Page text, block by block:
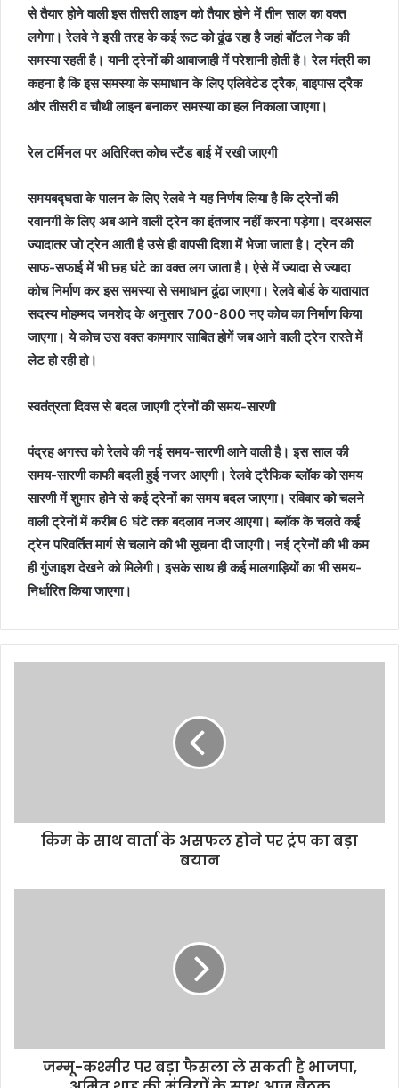
से तैयार होने वाली इस तीसरी लाइन को तैयार होने में तीन साल का वक्त
लगेगा। रेलवे ने इसी तरह के कई रूट को ढूंढ रहा है जहां बॉटल नेक की
समस्या रहती है। यानी ट्रेनों की आवाजाही में परेशानी होती है। रेल मंत्री का
कहना है कि इस समस्या के समाधान के लिए एलिवेटेड ट्रैक, बाइपास ट्रैक
और तीसरी व चौथी लाइन बनाकर समस्या का हल निकाला जाएगा।
रेल टर्मिनल पर अतिरिक्त कोच स्टैंड बाई में रखी जाएगी
समयबद्घता के पालन के लिए रेलवे ने यह निर्णय लिया है कि ट्रेनों की
रवानगी के लिए अब आने वाली ट्रेन का इंतजार नहीं करना पड़ेगा। दरअसल
ज्यादातर जो ट्रेन आती है उसे ही वापसी दिशा में भेजा जाता है। ट्रेन की
साफ-सफाई में भी छह घंटे का वक्त लग जाता है। ऐसे में ज्यादा से ज्यादा
कोच निर्माण कर इस समस्या से समाधान ढूंढा जाएगा। रेलवे बोर्ड के यातायात
सदस्य मोहम्मद जमशेद के अनुसार 700-800 नए कोच का निर्माण किया
जाएगा। ये कोच उस वक्त कामगार साबित होगें जब आने वाली ट्रेन रास्ते में
लेट हो रही हो।
स्वतंत्रता दिवस से बदल जाएगी ट्रेनों की समय-सारणी
पंद्रह अगस्त को रेलवे की नई समय-सारणी आने वाली है। इस साल की
समय-सारणी काफी बदली हुई नजर आएगी। रेलवे ट्रैफिक ब्लॉक को समय
सारणी में शुमार होने से कई ट्रेनों का समय बदल जाएगा। रविवार को चलने
वाली ट्रेनों में करीब 6 घंटे तक बदलाव नजर आएगा। ब्लॉक के चलते कई
ट्रेन परिवर्तित मार्ग से चलाने की भी सूचना दी जाएगी। नई ट्रेनों की भी कम
ही गुंजाइश देखने को मिलेगी। इसके साथ ही कई मालगाड़ियों का भी समय-
निर्धारित किया जाएगा।
किम के साथ वार्ता के असफल होने पर ट्रंप का बड़ा
बयान
जम्मू-कश्मीर पर बड़ा फैसला ले सकती है भाजपा,